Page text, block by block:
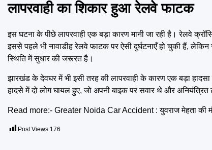
लापरवाही का शिकार हुआ रेलवे फाटक
इस घटना के पीछे लापरवाही एक बड़ा कारण मानी जा रही है। रेलवे
इससे पहले भी नावाडीह रेलवे फाटक पर ऐसी दुर्घटनाएँ हो चुकी हैं, लेकिन
स्थिति में सुधार की जरूरत है।
झारखंड के देवघर में भी इसी तरह की लापरवाही के कारण एक बड़ा
हादसे में दो लोग घायल हुए, जो अपनी बाइक पर सवार थे और
Read more:- Greater Noida Car Accident : युवराज मेहता की
Post Views:176